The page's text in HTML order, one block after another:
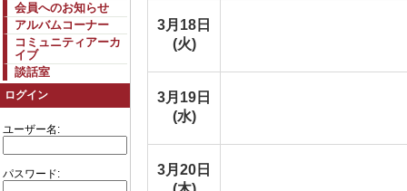
会員へのお知らせ
アルバムコーナー
コミュニティアーカ
イブ
談話室
ログイン
ユーザー名:
パスワード:
3月18日
(火)
3月19日
(水)
3月20日